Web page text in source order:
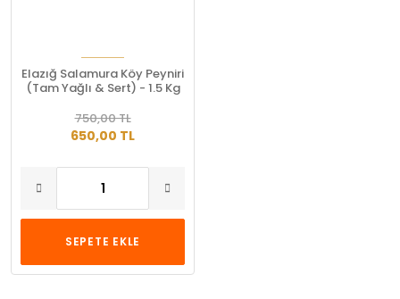
Elazığ Salamura Köy Peyniri
(Tam Yağlı & Sert) - 1.5 Kg
650,00 TL
750,00 TL
SEPETE EKLE